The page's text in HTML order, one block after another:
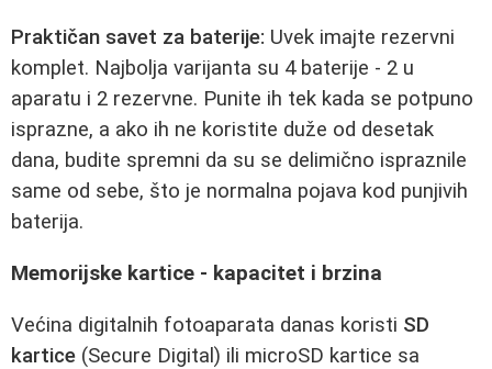
Praktičan savet za baterije: Uvek imajte rezervni
komplet. Najbolja varijanta su 4 baterije - 2 u
aparatu i 2 rezervne. Punite ih tek kada se potpuno
isprazne, a ako ih ne koristite duže od desetak
dana, budite spremni da su se delimično ispraznile
same od sebe, što je normalna pojava kod punjivih
baterija.
Memorijske kartice - kapacitet i brzina
Većina digitalnih fotoaparata danas koristi SD
kartice (Secure Digital) ili microSD kartice sa